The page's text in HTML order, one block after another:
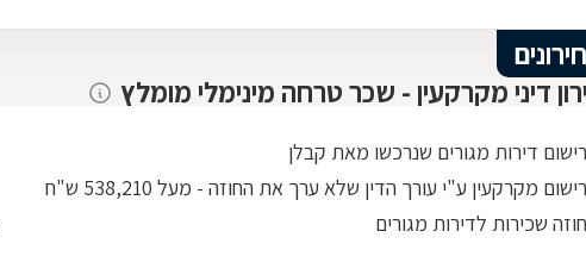
דיני מקרקעין - שכר טרחה מינימלי מומלץ
רישום דירות מגורים שנרכשו מאת קבלן
רישום מקרקעין ע"י עורך הדין שלא ערך את החוזה - מעל 538,210 ש"ח
חוזה שכירות לדירות מגורים